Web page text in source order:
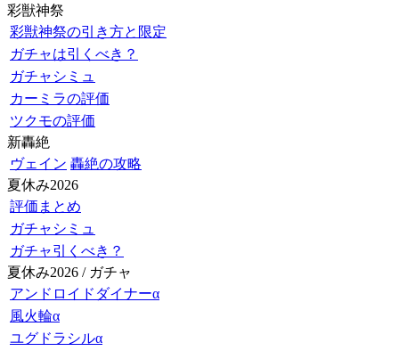
彩獣神祭
彩獣神祭の引き方と限定
ガチャは引くべき？
ガチャシミュ
カーミラの評価
ツクモの評価
新轟絶
ヴェイン 轟絶の攻略
夏休み2026
評価まとめ
ガチャシミュ
ガチャ引くべき？
夏休み2026 / ガチャ
アンドロイドダイナーα
風火輪α
ユグドラシルα